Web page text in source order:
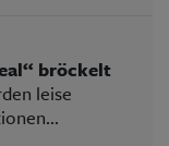
bröckelt
leise